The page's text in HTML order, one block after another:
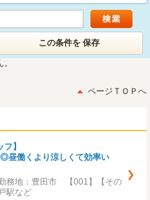
この条件を 保存
ページＴＯＰへ
】
昼働くより涼しくて効率い
務地：豊田市 【001】【その
駅など